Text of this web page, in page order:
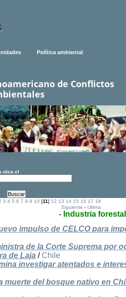
Política ambiental
de Conflictos
3 4 5 6 7 8 9 10 [11]12 13 14 15 16 17 18
Siguiente -Ultima
- Industria forestal
impulso de CELCO para
de la Corte Suprema por
de Laja / Chile
investigar atentados e
muerte del bosque nativo en